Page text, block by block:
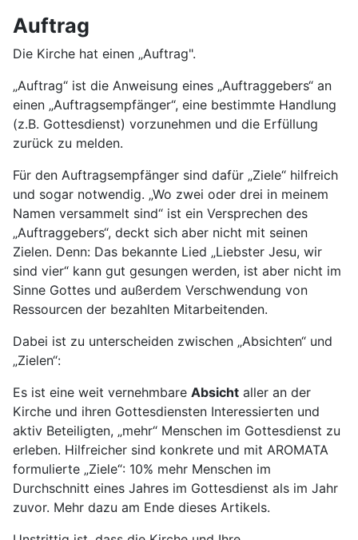
Auftrag
Die Kirche hat einen „Auftrag".
„Auftrag“ ist die Anweisung eines „Auftraggebers“ an
einen „Auftragsempfänger“, eine bestimmte Handlung
(z.B. Gottesdienst) vorzunehmen und die Erfüllung
zurück zu melden.
Für den Auftragsempfänger sind dafür „Ziele“ hilfreich
und sogar notwendig. „Wo zwei oder drei in meinem
Namen versammelt sind“ ist ein Versprechen des
„Auftraggebers“, deckt sich aber nicht mit seinen
Zielen. Denn: Das bekannte Lied „Liebster Jesu, wir
sind vier“ kann gut gesungen werden, ist aber nicht im
Sinne Gottes und außerdem Verschwendung von
Ressourcen der bezahlten Mitarbeitenden.
Dabei ist zu unterscheiden zwischen „Absichten“ und
„Zielen“:
Es ist eine weit vernehmbare Absicht aller an der
Kirche und ihren Gottesdiensten Interessierten und
aktiv Beteiligten, „mehr“ Menschen im Gottesdienst zu
erleben. Hilfreicher sind konkrete und mit AROMATA
formulierte „Ziele“: 10% mehr Menschen im
Durchschnitt eines Jahres im Gottesdienst als im Jahr
zuvor. Mehr dazu am Ende dieses Artikels.